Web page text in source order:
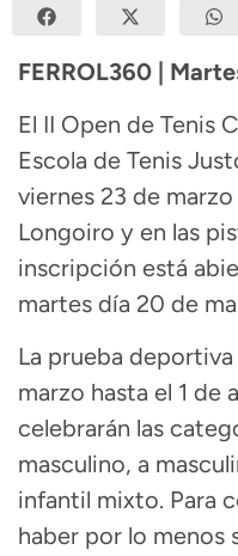
FERROL360 |
El II Open de Tenis
Escola de Tenis
viernes 23 de
Longoiro y en las
inscripción está
martes día 20 de
La prueba
marzo hasta el 1 de
celebrarán las
masculino, a
infantil mixto. Para
haber por lo menos